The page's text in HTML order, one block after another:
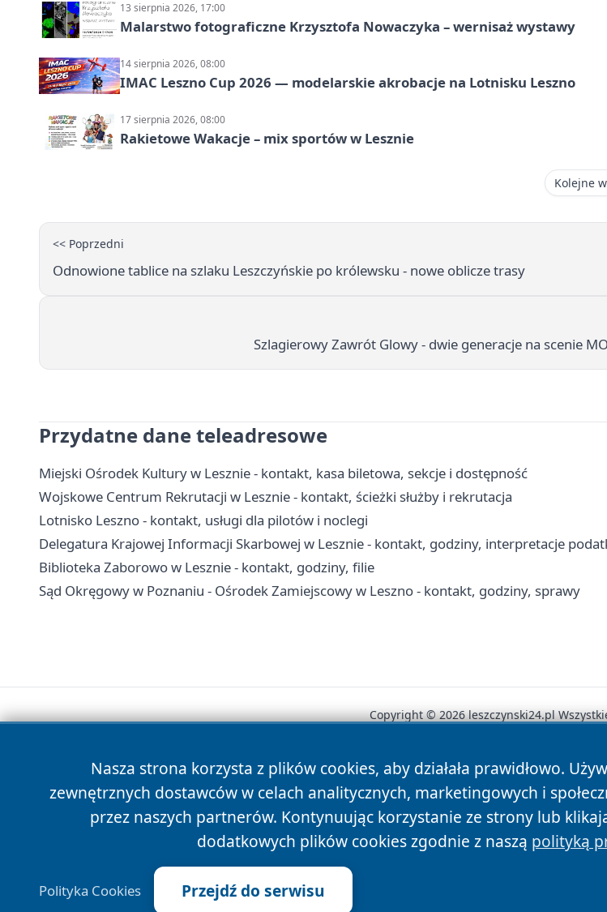
13 sierpnia 2026, 17:00
Malarstwo fotograficzne Krzysztofa Nowaczyka – wernisaż wystawy
14 sierpnia 2026, 08:00
IMAC Leszno Cup 2026 — modelarskie akrobacje na Lotnisku Leszno
17 sierpnia 2026, 08:00
Rakietowe Wakacje – mix sportów w Lesznie
Kolejne
<< Poprzedni
Odnowione tablice na szlaku Leszczyńskie po królewsku - nowe oblicze trasy
Szlagierowy Zawrót Glowy - dwie generacje na scenie
Przydatne dane teleadresowe
Miejski Ośrodek Kultury w Lesznie - kontakt, kasa biletowa, sekcje i dostępność
Wojskowe Centrum Rekrutacji w Lesznie - kontakt, ścieżki służby i rekrutacja
Lotnisko Leszno - kontakt, usługi dla pilotów i noclegi
Delegatura Krajowej Informacji Skarbowej w Lesznie - kontakt, godziny, interpretacje
Biblioteka Zaborowo w Lesznie - kontakt, godziny, filie
Sąd Okręgowy w Poznaniu - Ośrodek Zamiejscowy w Leszno - kontakt, godziny, sprawy
Nasza strona korzysta z plików cookies, aby działała prawidłowo.
zewnętrznych dostawców w celach analitycznych, marketingowych i
przez naszych partnerów. Kontynuując korzystanie ze strony lub
dodatkowych plików cookies zgodnie z naszą polityką
Polityka Cookies Przejdź do serwisu
Copyright © 2026 leszczynski24.pl
News Autorzy Polityka